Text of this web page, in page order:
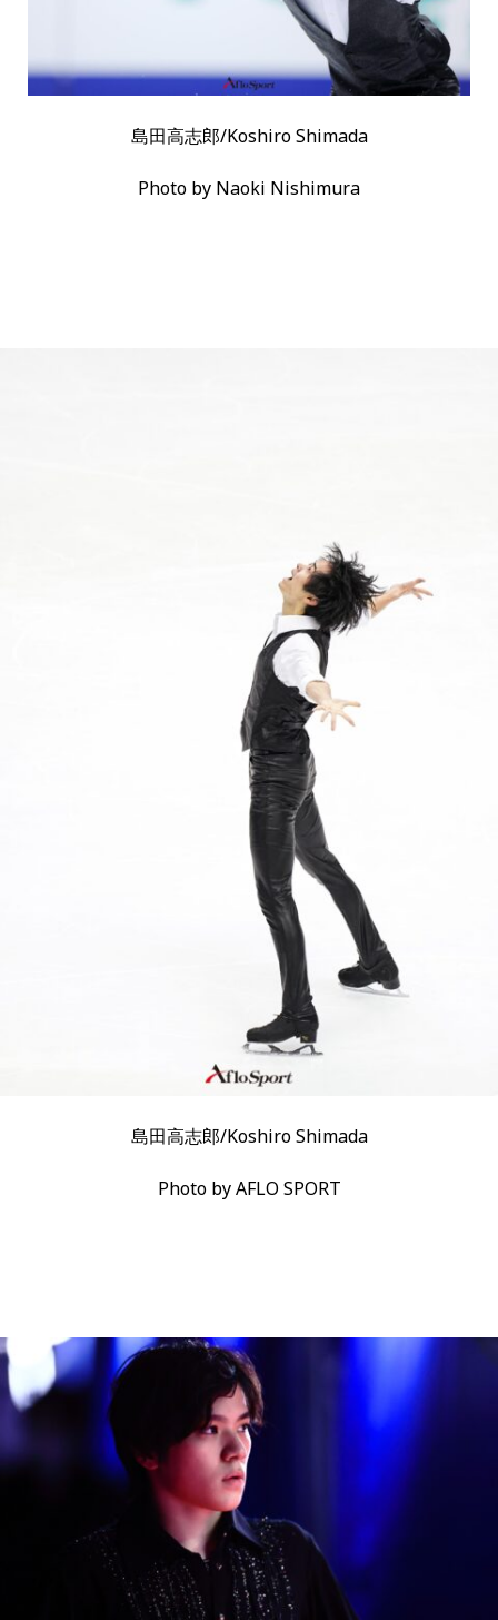
島田高志郎/Koshiro Shimada
Photo by Naoki Nishimura
島田高志郎/Koshiro Shimada
Photo by AFLO SPORT